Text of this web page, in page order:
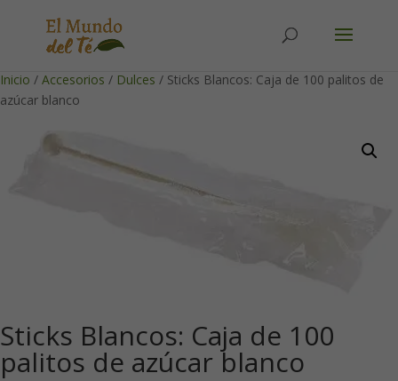
Inicio / Accesorios / Dulces / Sticks Blancos: Caja de 100 palitos de
azúcar blanco
Sticks Blancos: Caja de 100
palitos de azúcar blanco